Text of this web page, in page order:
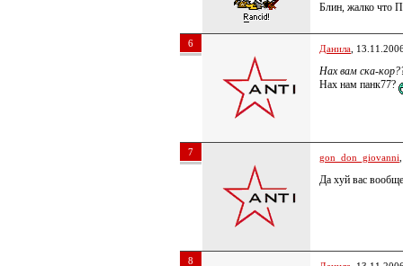
Блин, жалко что
6 Данила ,
Нах вам ска-
Нах нам панк77?
7 gon_don_giovanni
Да хуй вас
8